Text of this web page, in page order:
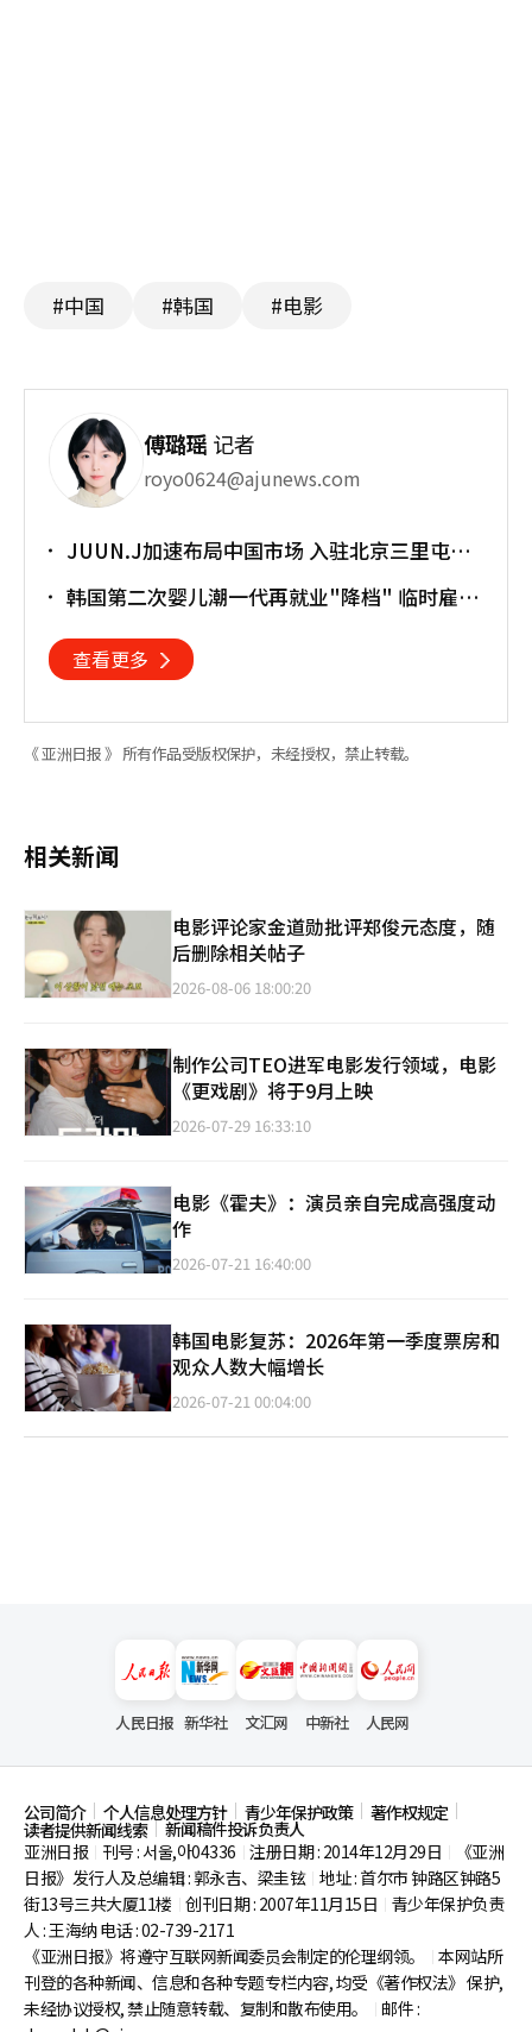
#中国 #韩国 #电影
傅璐瑶 记者
royo0624@ajunews.com
JUUN.J加速布局中国市场 入驻北京三里屯太
韩国第二次婴儿潮一代再就业"降档" 临时雇员
查看更多
《 亚洲日报 》 所有作品受版权保护，未经授权，禁止转载。
相关新闻
电影评论家金道勋批评郑俊元态度，随
后删除相关帖子
2026-08-06 18:00:20
制作公司TEO进军电影发行领域，电影
《更戏剧》将于9月上映
2026-07-29 16:33:10
电影《霍夫》：演员亲自完成高强度动
作
2026-07-21 16:40:00
韩国电影复苏：2026年第一季度票房和
观众人数大幅增长
2026-07-21 00:04:00
人民日报 新华社 文汇网 中新社 人民网
公司简介 个人信息处理方针 青少年保护政策 著作权规定
读者提供新闻线索
新闻稿件投诉负责人
亚洲日报
刊号 : 서울,아04336 注册日期 : 2014年12月29日
《亚洲
日报》发行人及总编辑 : 郭永吉、梁圭铉 地址 : 首尔市钟路区钟路5
街13号三共大厦11楼 创刊日期 : 2007年11月15日
青少年保护负责
人 : 王海纳 电话 : 02-739-2171
《亚洲日报》将遵守互联网新闻委员会制定的伦理纲领。
本网站所
刊登的各种新闻、信息和各种专题专栏内容, 均受《著作权法》 保护,
未经协议授权, 禁止随意转载、复制和散布使用。
邮件 :